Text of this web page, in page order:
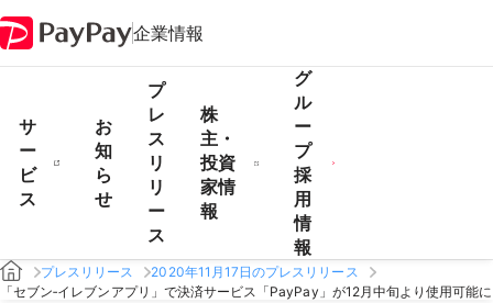
企業情報
サ
ー
ビ
ス
お
知
ら
せ
プ
レ
ス
リ
リ
ー
ス
株
主・
投資
家情
報
グ
ル
ー
プ
採
用
情
報
プレスリリース
2020年11月17日のプレスリリース
「セブン‐イレブンアプリ」で決済サービス「PayPay」が12月中旬より使用可能に